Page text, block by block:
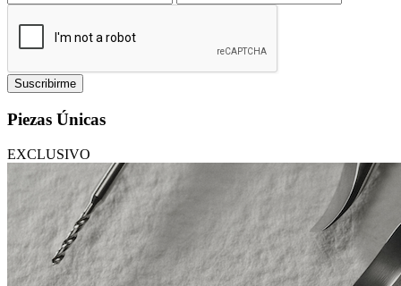
Suscribirme
Piezas Únicas
EXCLUSIVO